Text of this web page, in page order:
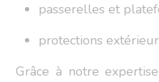
passerelles et
protections
Grâce à notre